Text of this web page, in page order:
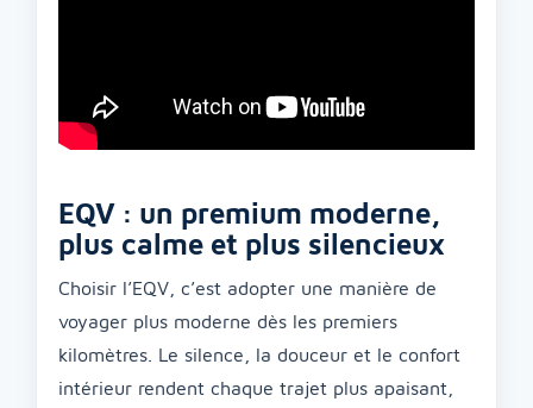
EQV : un premium moderne,
plus calme et plus silencieux
Choisir l’EQV, c’est adopter une manière de
voyager plus moderne dès les premiers
kilomètres. Le silence, la douceur et le confort
intérieur rendent chaque trajet plus apaisant,